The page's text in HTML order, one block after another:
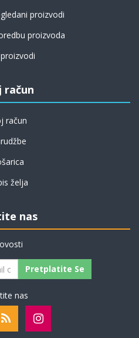
proizvodi
proizvoda
račun
račun
želja
nas
Pretplatite Se
nas